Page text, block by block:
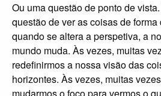
Ou uma questão de ponto de
questão de ver as coisas de
quando se altera a perspetiva, a
mundo muda. Às vezes, muitas
redefinirmos a nossa visão das
horizontes. Às vezes, muitas